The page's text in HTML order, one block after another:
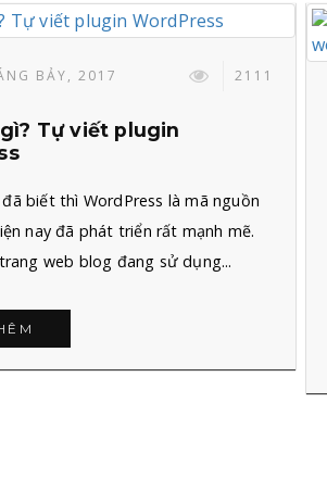
BẢY, 2017 2111
Tự viết plugin
biết thì WordPress là mã nguồn
nay đã phát triển rất mạnh mẽ.
web blog đang sử dụng...